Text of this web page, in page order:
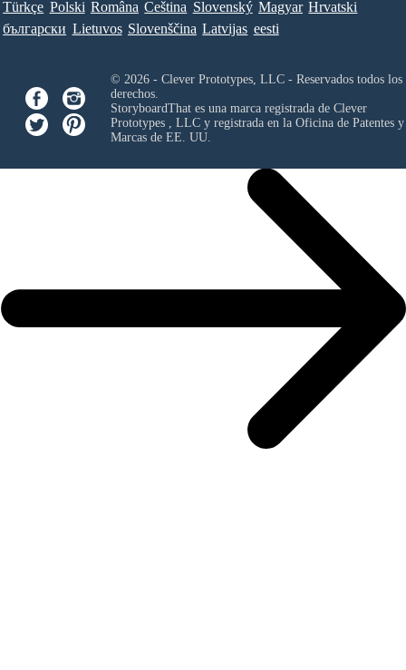
Türkçe Polski Româna Ceština Slovenský Magyar Hrvatski
български Lietuvos Slovenščina Latvijas eesti
© 2026 - Clever Prototypes, LLC - Reservados todos los
derechos.
StoryboardThat es una marca registrada de Clever
Prototypes , LLCy registrada en la Oficina de Patentes y
Marcas de EE. UU.